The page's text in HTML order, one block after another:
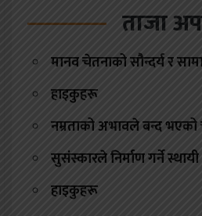
ताजा
मानव चेतनाको सौन्दर्य र
हाइकुहरू
नम्रताको अभावले बन्द भएको
सुसंस्कारले निर्माण गर्ने
हाइकुहरू